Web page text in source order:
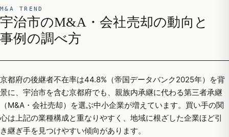
M&A TREND
宇治市のM&A・会社売却の動向と
事例の調べ方
京都府の後継者不在率は44.8%（帝国データバンク2025年）を背
景に、宇治市を含む京都府でも、親族内承継に代わる第三者承継
（M&A・会社売却）を選ぶ中小企業が増えています。買い手の関
心は上記の業種構成と重なりやすく、地域に根ざした企業ほど引
き継ぎ手を見つけやすい傾向があります。